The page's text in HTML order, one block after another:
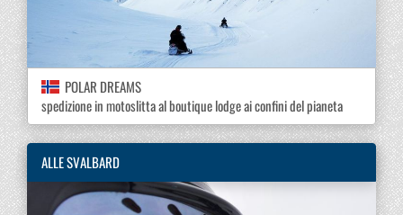
POLAR DREAMS
spedizione in motoslitta al boutique lodge ai confini del pianeta
ALLE SVALBARD